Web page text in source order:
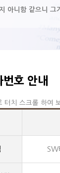
아니함 같으니 그
호 안내
치 스크롤 하여